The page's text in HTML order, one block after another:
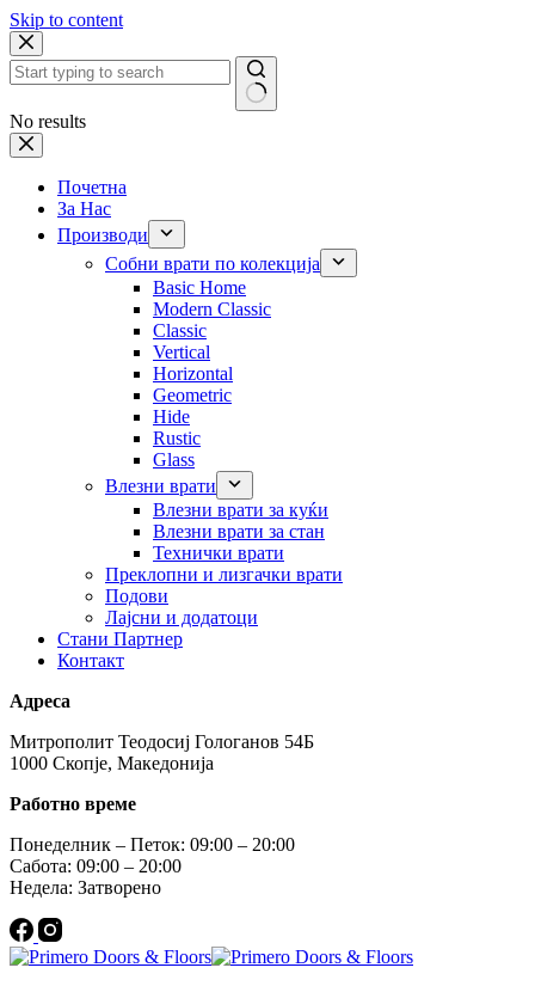
Skip to content
No results
Почетна
За Нас
Производи
Собни врати по колекција
Basic Home
Modern Classic
Classic
Vertical
Horizontal
Geometric
Hide
Rustic
Glass
Влезни врати
Влезни врати за куќи
Влезни врати за стан
Технички врати
Преклопни и лизгачки врати
Подови
Лајсни и додатоци
Стани Партнер
Контакт
Адреса
Митрополит Теодосиј Гологанов 54Б
1000 Скопје, Македонија
Работно време
Понеделник – Петок: 09:00 – 20:00
Сабота: 09:00 – 20:00
Недела: Затворено